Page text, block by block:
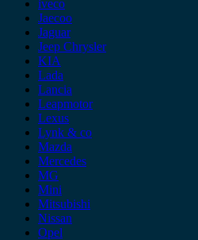
iveco
Jaecoo
Jaguar
Jeep Chrysler
KIA
Lada
Lancia
Leapmotor
Lexus
Lynk & co
Mazda
Mercedes
MG
Mini
Mitsubishi
Nissan
Opel